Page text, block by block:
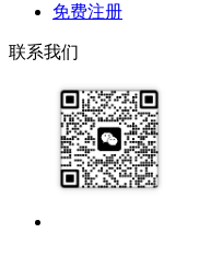
免费注册
联系我们